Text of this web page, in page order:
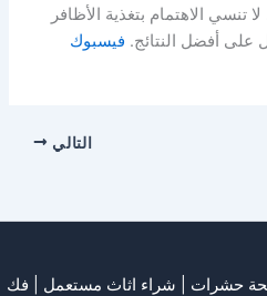
تنسي الاهتمام بتغذية الأظافر
أفضل النتائج. فيسبوك
التالي
حشرات شراء اثاث مستعمل
فك